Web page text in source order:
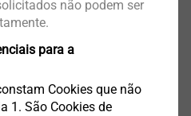
Micro Parafusos
produto
não podem ser
para a
Cookies que não
1. São Cookies de